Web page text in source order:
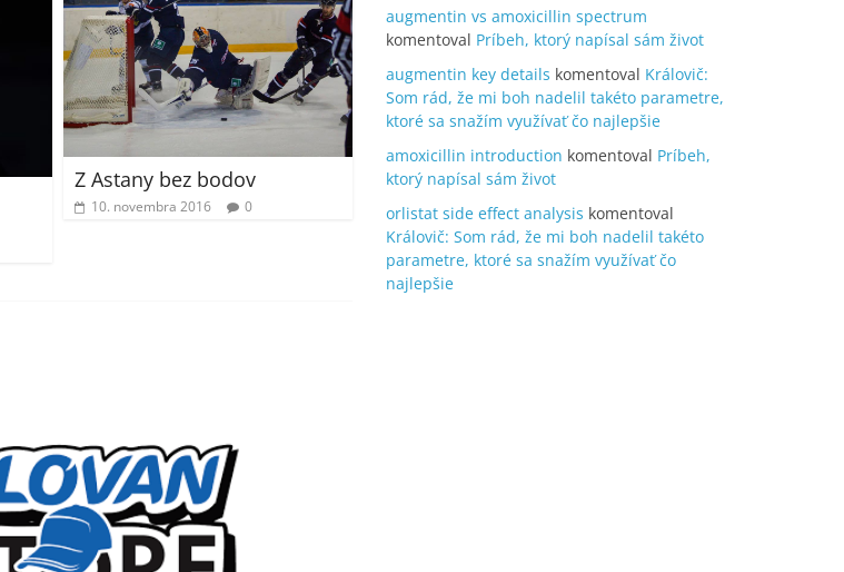
Z Astany bez bodov
10. novembra 2016 0
augmentin vs amoxicillin spectrum
komentoval Príbeh, ktorý napísal sám život
augmentin key details komentoval Královič:
Som rád, že mi boh nadelil takéto parametre,
ktoré sa snažím využívať čo najlepšie
amoxicillin introduction komentoval Príbeh,
ktorý napísal sám život
orlistat side effect analysis komentoval
Královič: Som rád, že mi boh nadelil takéto
parametre, ktoré sa snažím využívať čo
najlepšie